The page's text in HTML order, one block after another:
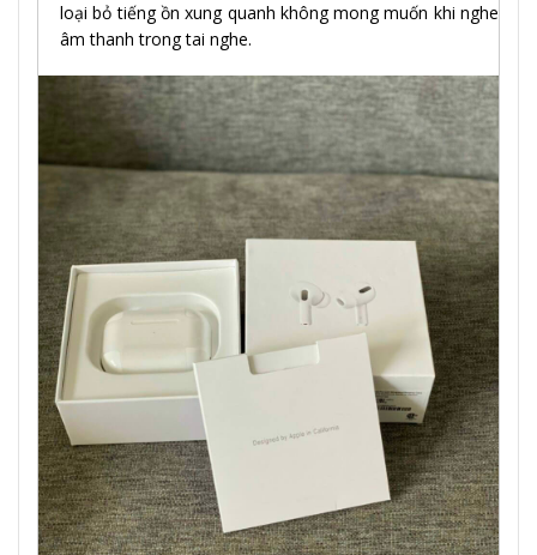
loại bỏ tiếng ồn xung quanh không mong muốn khi nghe
âm thanh trong tai nghe.